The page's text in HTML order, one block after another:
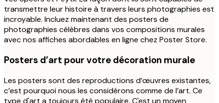
transmettre leur histoire à travers leurs photographies est
incroyable. Incluez maintenant des posters de
photographies célèbres dans vos compositions murales
avec nos affiches abordables en ligne chez Poster Store.
Posters d’art pour votre décoration murale
Les posters sont des reproductions d’œuvres existantes,
c’est pourquoi nous les considérons comme de l’art. Ce
type d'art a toujours été populaire. C'est un moyen